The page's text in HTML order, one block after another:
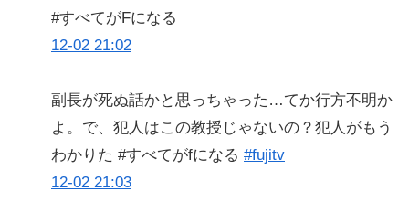
#すべてがFになる
12-02 21:02
副長が死ぬ話かと思っちゃった…てか行方不明か
よ。で、犯人はこの教授じゃないの？犯人がもう
わかりた #すべてがfになる #fujitv
12-02 21:03